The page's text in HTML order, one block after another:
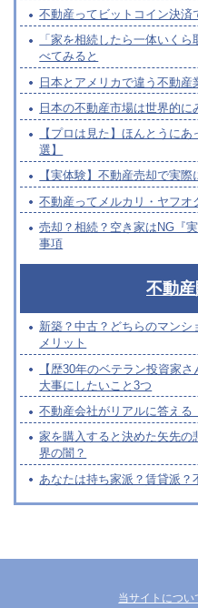
不動産ってビットコイン決済
「家を相続したら一体いく
べてみると
日本とアメリカで違う不動産
日本の不動産市場は世界的に
【プロは見た】ほんとうに
選】
【実体験】不動産売却で実
不動産ってメルカリ・ヤフオ
売却？相続？空き家はNG『
事項
不動
新築？中古？どちらのマン
メリット
【歴30年のベテラン投資家
大事にしたいこと3つ
不動産会社がリアルに答える
家を購入すると決めた矢先の
界の闇？
あなたは持ち家派？賃貸派
当サイトについ